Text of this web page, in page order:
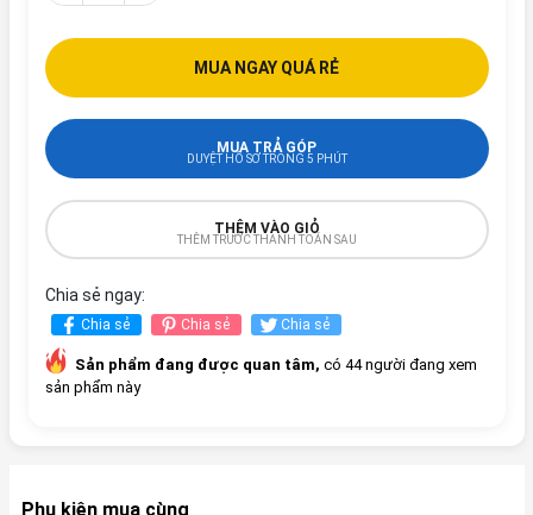
MUA NGAY QUÁ RẺ
MUA TRẢ GÓP
DUYỆT HỒ SƠ TRONG 5 PHÚT
THÊM VÀO GIỎ
THÊM TRƯỚC THANH TOÁN SAU
Chia sẻ ngay:
Chia sẻ Chia sẻ Chia sẻ
Sản phẩm đang được quan tâm, có 44 người đang xem
sản phẩm này
Phụ kiện mua cùng